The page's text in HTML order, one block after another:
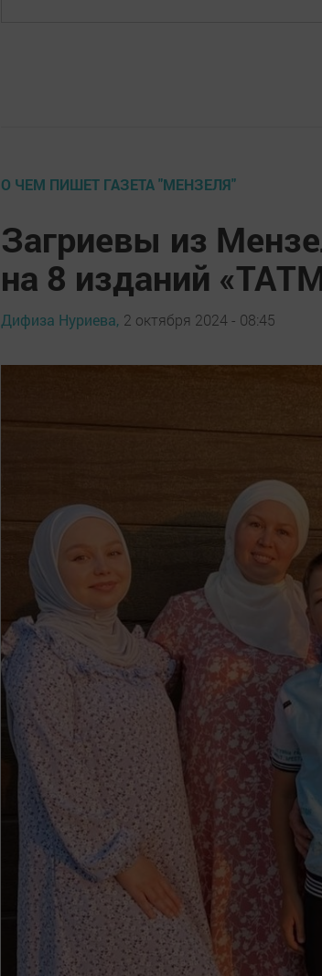
О ЧЕМ ПИШЕТ ГАЗЕТА "МЕНЗЕЛЯ"
Загриевы из
на 8 изданий
Дифиза Нуриева, 2 октября 2024 - 08:45